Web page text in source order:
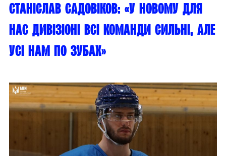
Станіслав Садовіков: «У новому для
нас дивізіоні всі команди сильні, але
усі нам по зубах»